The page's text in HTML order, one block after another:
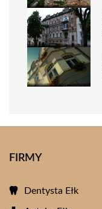
FIRMY
Dentysta Ełk